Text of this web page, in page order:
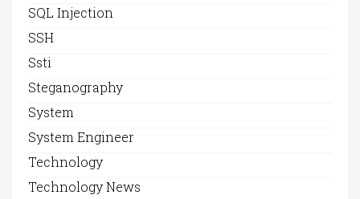
SQL Injection
SSH
Ssti
Steganography
System
System Engineer
Technology
Technology News